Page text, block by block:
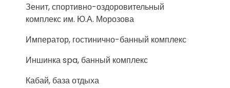
Зенит, спортивно-оздоровительный
комплекс им. Ю.А. Морозова
Император, гостинично-банный комплекс
Иншинка spa, банный комплекс
Кабай, база отдыха